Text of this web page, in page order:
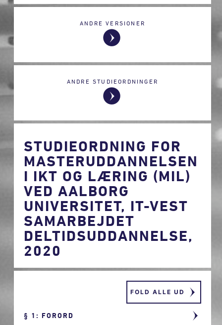
ANDRE VERSIONER
ANDRE STUDIEORDNINGER
STUDIEORDNING FOR
MASTERUDDANNELSEN
I IKT OG LÆRING (MIL)
VED AALBORG
UNIVERSITET, IT-VEST
SAMARBEJDET
DELTIDSUDDANNELSE,
2020
FOLD ALLE UD
1: FORORD